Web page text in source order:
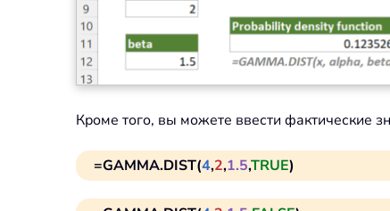
Кроме того, вы можете ввести фактические
=GAMMA.DIST(4,2,1.5,TRUE)